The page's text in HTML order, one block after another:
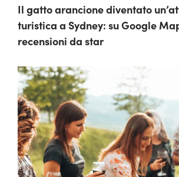
Il gatto arancione diventato
turistica a Sydney: su Google
recensioni da star